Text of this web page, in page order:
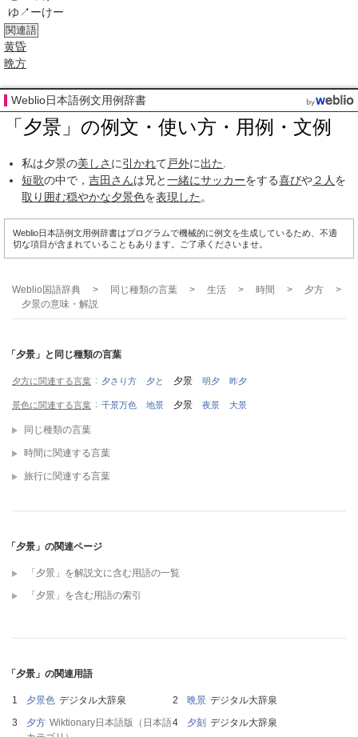
ゆ↗ーけー
関連語
黄昏
晩方
Weblio日本語例文用例辞書
「夕景」の例文・使い方・用例・文例
私は夕景の美しさ に引かれて 戸外に出た
短歌の中で，吉田さんは兄と一緒にサッカーをする喜びや２人 を
取り囲む穏やかな夕景色を表現した 。
Weblio日本語例文用例辞書はプログラムで機械的に例文を生成しているため、不適
切な項目が含まれていることもあります。ご了承くださいませ。
Weblio国語辞典 > 同じ種類の言葉 > 生活 > 時間 > 夕方
>
夕景の意味・解説
「夕景」と同じ種類の言葉
夕方に関連する言葉 夕さり方 夕と 夕景 明夕 昨夕
景色に関連する言葉 千景万色 地景 夕景 夜景 大景
同じ種類の言葉
時間に関連する言葉
旅行に関連する言葉
「夕景」の関連ページ
「夕景」を解説文に含む用語の一覧
「夕景」を含む用語の索引
「夕景」の関連用語
夕景色 デジタル大辞泉 晩景 デジタル大辞泉
夕方 Wiktionary日本語版（日本語
夕刻 デジタル大辞泉